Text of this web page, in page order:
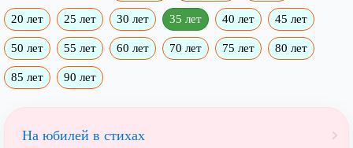
20 лет 25 лет 30 лет 35 лет 40 лет 45 лет
50 лет 55 лет 60 лет 70 лет 75 лет 80 лет
85 лет 90 лет
На юбилей в стихах